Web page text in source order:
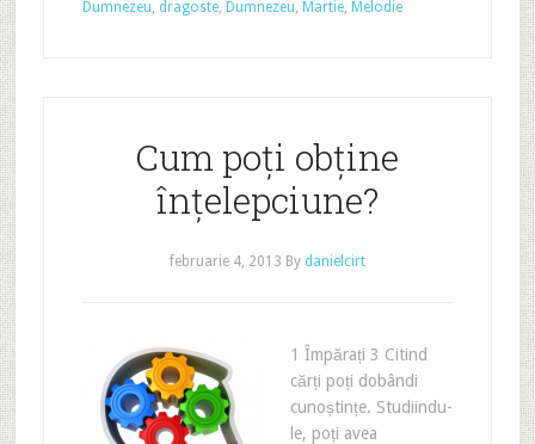
Dumnezeu, dragoste, Dumnezeu, Martie, Melodie
Cum poți obține
înțelepciune?
februarie 4, 2013 By danielcirt
1 Împărați 3 Citind
cărți poți dobândi
cunoștințe. Studiindu-
le, poți avea